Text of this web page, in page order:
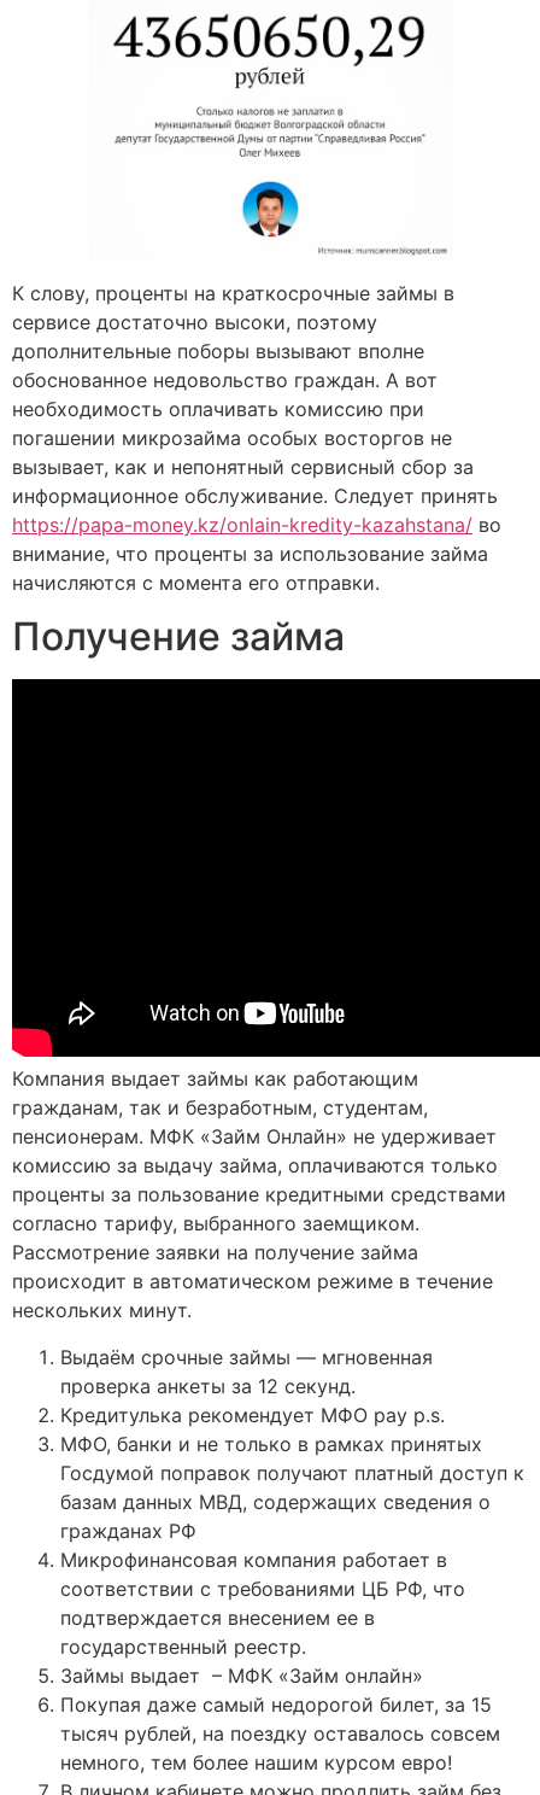
К слову, проценты на краткосрочные займы в
сервисе достаточно высоки, поэтому
дополнительные поборы вызывают вполне
обоснованное недовольство граждан. А вот
необходимость оплачивать комиссию при
погашении микрозайма особых восторгов не
вызывает, как и непонятный сервисный сбор за
информационное обслуживание. Следует принять
https://papa-money.kz/onlain-kredity-kazahstana/ во
внимание, что проценты за использование займа
начисляются с момента его отправки.
Получение займа
Компания выдает займы как работающим
гражданам, так и безработным, студентам,
пенсионерам. МФК «Займ Онлайн» не удерживает
комиссию за выдачу займа, оплачиваются только
проценты за пользование кредитными средствами
согласно тарифу, выбранного заемщиком.
Рассмотрение заявки на получение займа
происходит в автоматическом режиме в течение
нескольких минут.
Выдаём срочные займы — мгновенная
проверка анкеты за 12 секунд.
Кредитулька рекомендует МФО pay p.s.
МФО, банки и не только в рамках принятых
Госдумой поправок получают платный доступ к
базам данных МВД, содержащих сведения о
гражданах РФ
Микрофинансовая компания работает в
соответствии с требованиями ЦБ РФ, что
подтверждается внесением ее в
государственный реестр.
Займы выдает – МФК «Займ онлайн»
Покупая даже самый недорогой билет, за 15
тысяч рублей, на поездку оставалось совсем
немного, тем более нашим курсом евро!